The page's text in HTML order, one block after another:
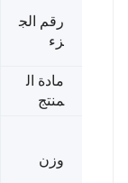
رقم الج
زء
مادة ال
منتج
وزن